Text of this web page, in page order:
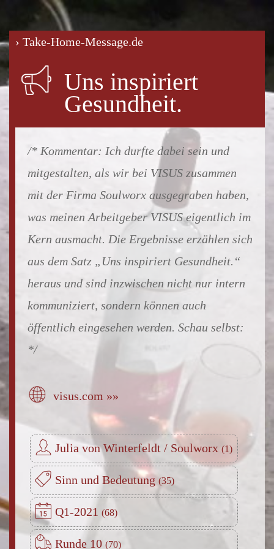
› Take-Home-Message.de
Uns inspiriert
Gesundheit.
Ich durfte dabei sein und
mitgestalten, als wir bei VISUS zusammen
mit der Firma Soulworx ausgegraben haben,
was meinen Arbeitgeber VISUS eigentlich im
Kern ausmacht. Die Ergebnisse erzählen sich
aus dem Satz „Uns inspiriert Gesundheit.“
heraus und sind inzwischen nicht nur intern
kommuniziert, sondern können auch
öffentlich eingesehen werden. Schau selbst:
visus.com »»
Julia von Winterfeldt / Soulworx
Sinn und Bedeutung
Q1-2021
Runde 10